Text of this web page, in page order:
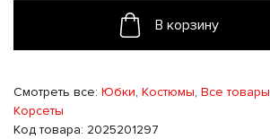
В корзину
Смотреть все: Юбки, Костюмы, Все товары
Корсеты
Код товара: 2025201297